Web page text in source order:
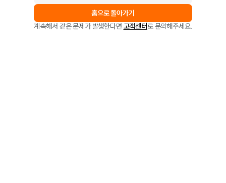
홈으로 돌아가기
계속해서 같은 문제가 발생한다면 고객센터로 문의해주세요.